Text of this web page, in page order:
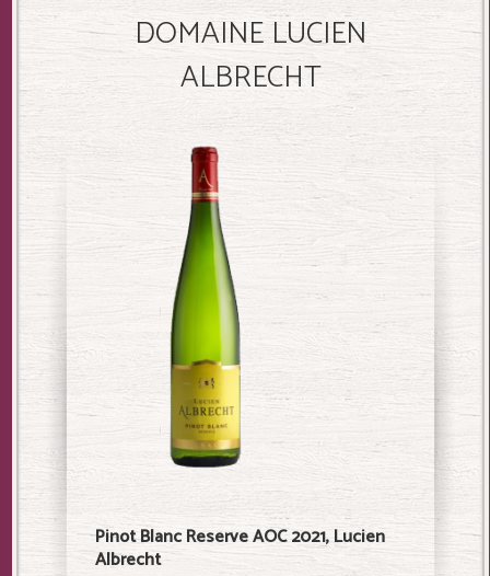
DOMAINE LUCIEN
ALBRECHT
Pinot Blanc Reserve AOC 2021, Lucien
Albrecht